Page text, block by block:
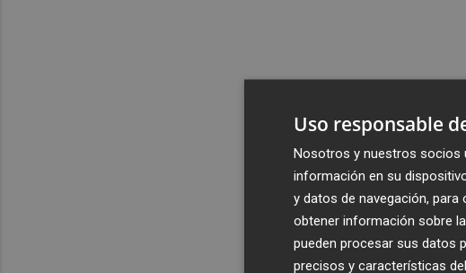
Uso responsable
Nosotros y nuestros socios
información en su
y datos de navegación,
obtener información sobre
pueden procesar sus datos
precisos y características